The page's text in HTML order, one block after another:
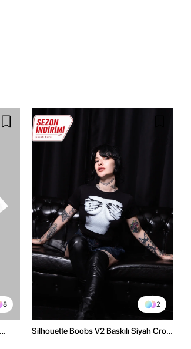
8 2
Silhouette Boobs V2 Baskılı Siyah Crop